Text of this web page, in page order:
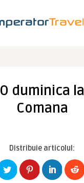
O duminica la
Comana
Distribuie articolul: